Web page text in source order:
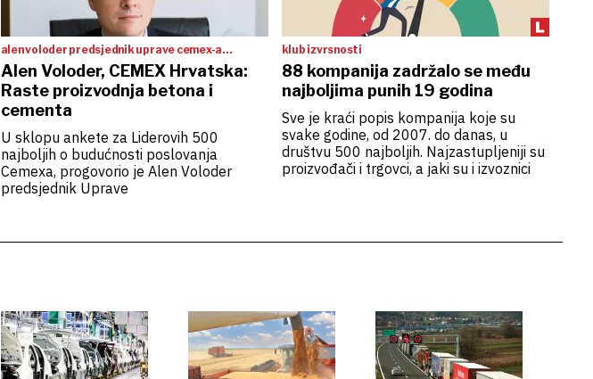
alen voloder predsjednik uprave cemex-a
hrvatska
Alen Voloder, CEMEX Hrvatska:
Raste proizvodnja betona i
cementa
U sklopu ankete za Liderovih 500
najboljih o budućnosti poslovanja
Cemexa, progovorio je Alen Voloder
predsjednik Uprave
klub izvrsnosti
88 kompanija zadržalo se među
najboljima punih 19 godina
Sve je kraći popis kompanija koje su
svake godine, od 2007. do danas, u
društvu 500 najboljih. Najzastupljeniji su
proizvođači i trgovci, a jaki su i izvoznici